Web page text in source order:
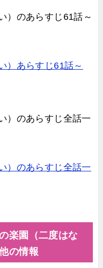
）のあらすじ61話～
）あらすじ61話～
）のあらすじ全話一
）のあらすじ全話一
楽園（二度はな
の情報